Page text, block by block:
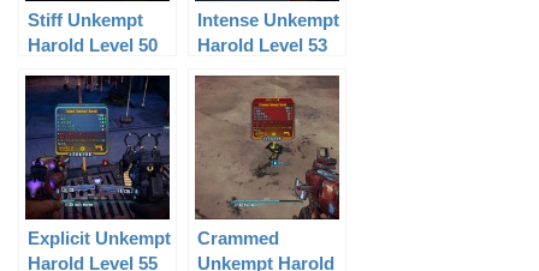
Stiff Unkempt
Harold Level 50
Intense Unkempt
Harold Level 53
Explicit Unkempt
Harold Level 55
Crammed
Unkempt Harold